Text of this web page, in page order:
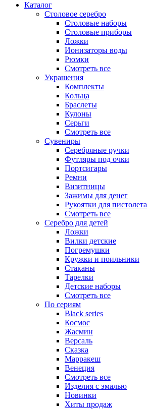
Каталог
Столовое серебро
Столовые наборы
Столовые приборы
Ложки
Ионизаторы воды
Рюмки
Смотреть все
Украшения
Комплекты
Кольца
Браслеты
Кулоны
Серьги
Смотреть все
Сувениры
Серебряные ручки
Футляры под очки
Портсигары
Ремни
Визитницы
Зажимы для денег
Рукоятки для пистолета
Смотреть все
Серебро для детей
Ложки
Вилки детские
Погремушки
Кружки и поильники
Стаканы
Тарелки
Детские наборы
Смотреть все
По сериям
Black series
Космос
Жасмин
Версаль
Сказка
Марракеш
Венеция
Смотреть все
Изделия с эмалью
Новинки
Хиты продаж